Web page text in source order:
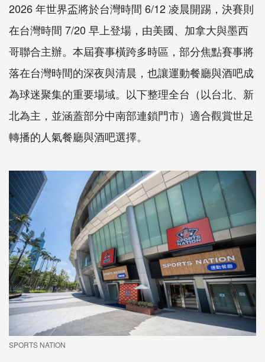
2026 年世界盃將於台灣時間 6/12 凌晨開踢，決賽則
在台灣時間 7/20 早上登場，由美國、加拿大與墨西
哥聯合主辦。本屆賽事橫跨多時區，部分焦點賽事將
落在台灣時間的深夜與清晨，也讓運動餐廳與酒吧成
為球迷聚集的重要場域。以下整理全台（以台北、新
北為主，並涵蓋部分中南部連鎖門市）適合觀賞世足
轉播的人氣餐廳與酒吧選擇。
SPORTS NATION